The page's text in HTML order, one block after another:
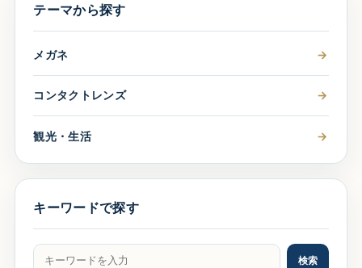
テーマから探す
メガネ →
コンタクトレンズ →
観光・生活 →
キーワードで探す
記事をキーワードで検索 検索